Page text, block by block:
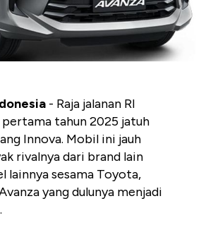
- Raja jalanan RI
tahun 2025 jatuh
Innova. Mobil ini jauh
rivalnya dari brand lain
lainnya sesama Toyota,
yang dulunya menjadi